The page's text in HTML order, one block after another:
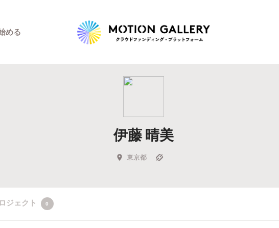
Highlight
Feature
キュレーターから探す
める
伊藤 晴美
東京都
ジェクト 0